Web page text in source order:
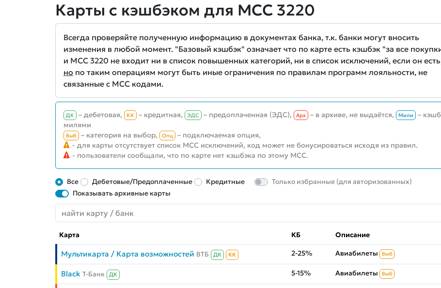
Карты с кэшбэком для MCC 3220
Всегда проверяйте полученную информацию в документах банка, т.к. банки могут вносить
изменения в любой момент. "Базовый кэшбэк" означает что по карте есть кэшбэк "за все
и MCC 3220 не входит ни в список повышенных категорий, ни в список исключений, если он
но по таким операциям могут быть иные ограничения по правилам программ лояльности, не
связанные с MCC кодами.
ДК – дебетовая, КК – кредитная, ЭДС – предоплаченная (ЭДС), Aрх – в архиве, не выдаётся, Мили
–
милями
Выб – категория на выбор, Опц
– подключаемая опция,
- для карты отсутствует список MCC исключений, код может не бонусироваться исходя из правил.
- пользователи сообщали, что по карте нет кэшбэка по этому MCC.
Все Дебетовые/Предоплаченные Кредитные
Только избранные (для авторизованных)
Показывать архивные карты
Карта КБ Описание
Мультикарта / Карта возможностей ВТБ ДК КК 2-25% Авиабилеты Выб
Black Т-Банк ДК 5-15% Авиабилеты Выб